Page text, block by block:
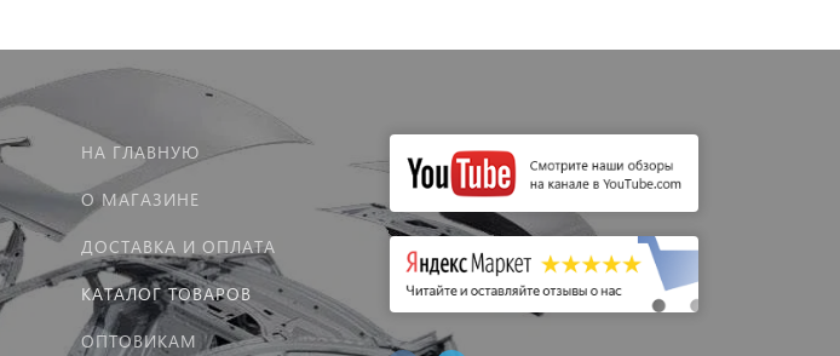
НА ГЛАВНУЮ
О МАГАЗИНЕ
ДОСТАВКА И ОПЛАТА
КАТАЛОГ ТОВАРОВ
ОПТОВИКАМ